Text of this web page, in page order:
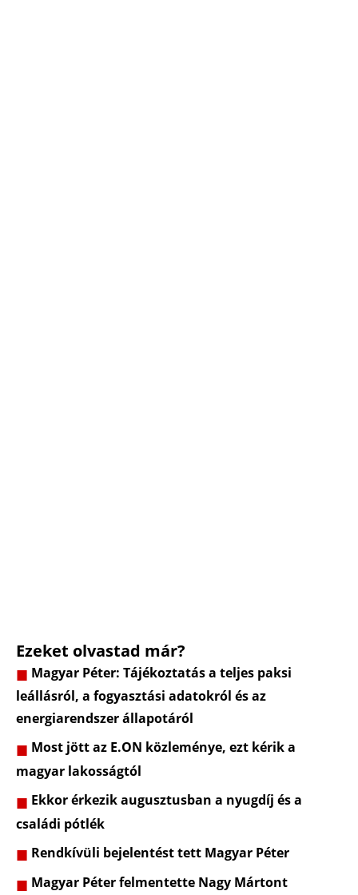
Ezeket olvastad már?
Magyar Péter: Tájékoztatás a teljes paksi
leállásról, a fogyasztási adatokról és az
energiarendszer állapotáról
Most jött az E.ON közleménye, ezt kérik a
magyar lakosságtól
Ekkor érkezik augusztusban a nyugdíj és a
családi pótlék
Rendkívüli bejelentést tett Magyar Péter
Magyar Péter felmentette Nagy Mártont